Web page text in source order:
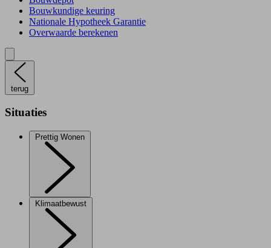
Bouwkundige keuring
Nationale Hypotheek Garantie
Overwaarde berekenen
terug
Situaties
Prettig Wonen
Klimaatbewust